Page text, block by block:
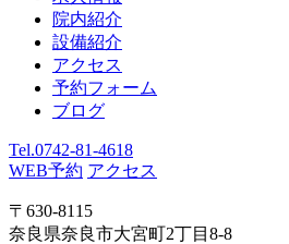
院内紹介
設備紹介
アクセス
予約フォーム
ブログ
Tel.0742-81-4618
WEB予約 アクセス
〒630-8115
奈良県奈良市大宮町2丁目8-8